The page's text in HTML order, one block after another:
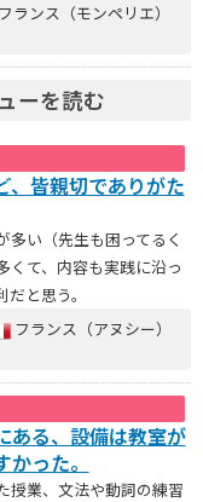
ランス（モンペリエ）
ーを読む
、皆親切でありがた
多い（先生も困ってるく
くて、内容も実践に沿っ
と思う。
フランス（アヌシー）
ある、設備は教室が
った。
授業、文法や動詞の練習